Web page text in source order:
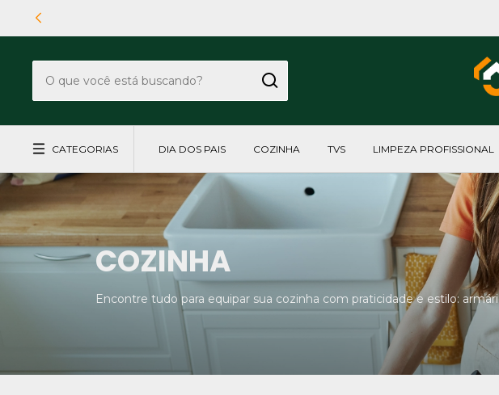
CATEGORIAS DIA DOS PAIS COZINHA TVS LIMPEZA PROFISSIONAL
COZINHA
Encontre tudo para equipar sua cozinha com praticidade e estilo: